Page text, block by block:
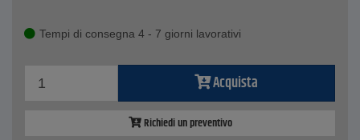
Tempi di consegna 4 - 7 giorni lavorativi
Acquista
Richiedi un preventivo